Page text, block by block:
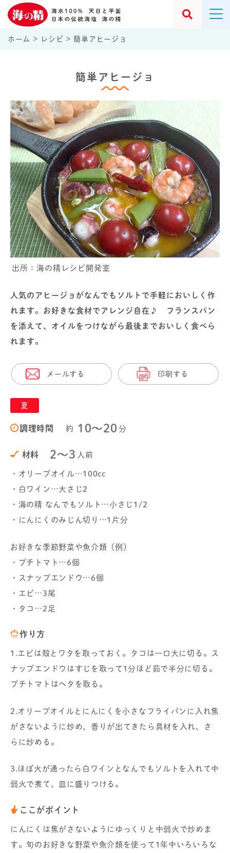
ホーム > レシピ >簡単アヒージョ
簡単アヒージョ
出所：海の精レシピ開発室
人気のアヒージョがなんでもソルトで手軽においしく作
れます。お好きな食材でアレンジ自在♪ フランスパン
を添えて、オイルをつけながら最後までおいしく食べら
れます。
メールする 印刷する
夏
調理時間 約 10〜20 分
材料 2～3 人前
・オリーブオイル…100cc
・白ワイン…大さじ2
・海の精 なんでもソルト…小さじ1/2
・にんにくのみじん切り…1片分
お好きな季節野菜や魚介類（例）
・プチトマト…6個
・スナップエンドウ…6個
・エビ…3尾
・タコ…2足
作り方
1.エビは殻とワタを取っておく。タコは一口大に切る。ス
ナップエンドウはすじを取って1分ほど茹で半分に切る。
プチトマトはヘタを取る。
2.オリーブオイルとにんにくを小さなフライパンに入れ焦
がさないように炒め、香りが出てきたら具材を入れ、さ
らに炒める。
3.ほぼ火が通ったら白ワインとなんでもソルトを入れて中
弱火で煮て、皿に盛りつける。
ここがポイント
にんにくは焦がさないようにゆっくりと中弱火で炒めま
す。旬のお好きな野菜や魚介類を使って1年中いろいろな